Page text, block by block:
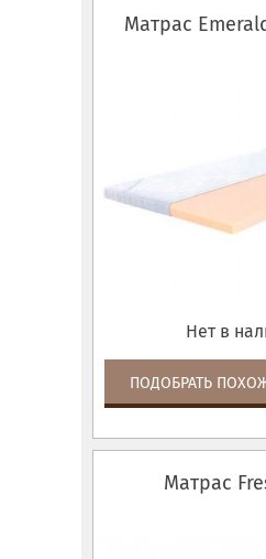
Матрас
Нет в
ПОДОБРАТЬ
Матрас